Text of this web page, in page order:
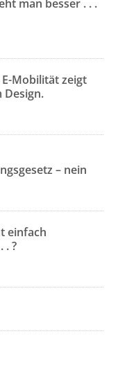
man besser . . .
Mobilität zeigt
Design.
– nein
einfach
. ?